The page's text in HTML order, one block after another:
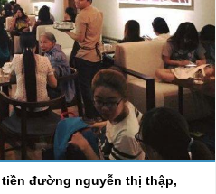
đường nguyễn thị thập,